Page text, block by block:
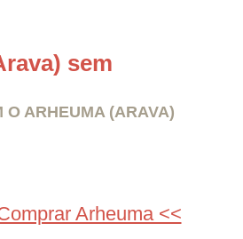
sem
O ARHEUMA (ARAVA)
Arheuma <<